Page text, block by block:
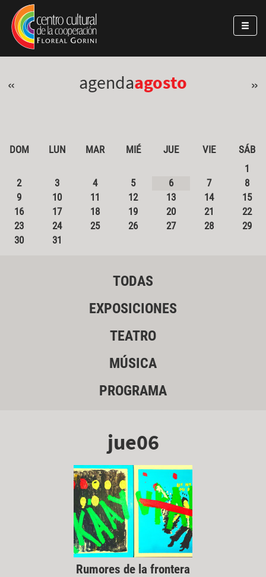
Pasar al contenido principal
Jump to main content
« agendaagosto »
DOM LUN MAR MIÉ JUE VIE
SÁB
1
2
3 4 5 6 7
8
9
10 11 12 13 14
15
16
17 18 19 20 21
22
23
24 25 26 27 28
29
30
31
TODAS
EXPOSICIONES
TEATRO
MÚSICA
PROGRAMA
jue06
Rumores de la frontera